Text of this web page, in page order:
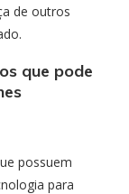
de outros
que pode
possuem
para